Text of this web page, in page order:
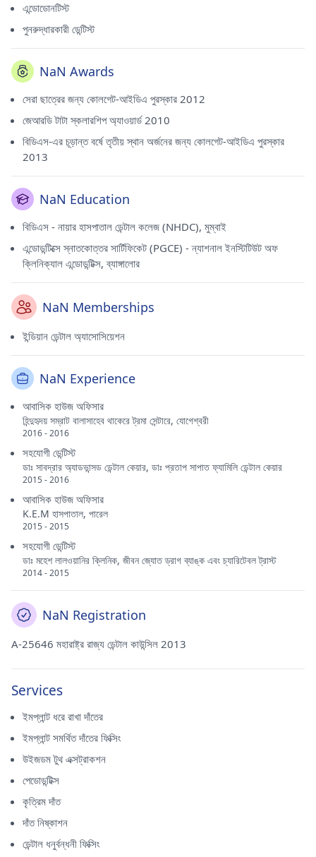
এন্ডোডোনটিস্ট
পুনরুদ্ধারকারী ডেন্টিস্ট
NaN Awards
সেরা ছাত্রের জন্য কোলগেট-আইডিএ পুরস্কার 2012
জেআরডি টাটা স্কলারশিপ অ্যাওয়ার্ড 2010
বিডিএস-এর চূড়ান্ত বর্ষে তৃতীয় স্থান অর্জনের জন্য কোলগেট-আইডিএ পুরস্কার
2013
NaN Education
বিডিএস - নায়ার হাসপাতাল ডেন্টাল কলেজ (NHDC), মুম্বাই
এন্ডোডন্টিক্সে স্নাতকোত্তর সার্টিফিকেট (PGCE) - ন্যাশনাল ইনস্টিটিউট অফ
ক্লিনিক্যাল এন্ডোডন্টিক্স, ব্যাঙ্গালোর
NaN Memberships
ইন্ডিয়ান ডেন্টাল অ্যাসোসিয়েশন
NaN Experience
আবাসিক হাউজ অফিসার
হিন্দুহৃদয় সম্রাট বালাসাহেব থাকেরে ট্রমা সেন্টারে, যোগেশ্বরী
2016 - 2016
সহযোগী ডেন্টিস্ট
ডাঃ সাবদ্রার অ্যাডভান্সড ডেন্টাল কেয়ার, ডাঃ প্রতাপ সাপাত ফ্যামিলি ডেন্টাল কেয়ার
2015 - 2016
আবাসিক হাউজ অফিসার
K.E.M হাসপাতাল, পারেল
2015 - 2015
সহযোগী ডেন্টিস্ট
ডাঃ মহেশ লালওয়ানির ক্লিনিক, জীবন জ্যোত ড্রাগ ব্যাঙ্ক এবং চ্যারিটেবল ট্রাস্ট
2014 - 2015
NaN Registration
A-25646 মহারাষ্ট্র রাজ্য ডেন্টাল কাউন্সিল 2013
Services
ইমপ্লান্ট ধরে রাখা দাঁতের
ইমপ্লান্ট সমর্থিত দাঁতের ফিক্সিং
উইজডম টুথ এক্সট্রাকশন
পেডোডন্টিক্স
কৃত্রিম দাঁত
দাঁত নিষ্কাশন
ডেন্টাল ধনুর্বন্ধনী ফিক্সিং